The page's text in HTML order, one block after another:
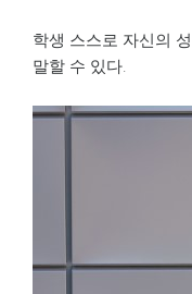
학생 스스로 자신의
말할 수 있다.